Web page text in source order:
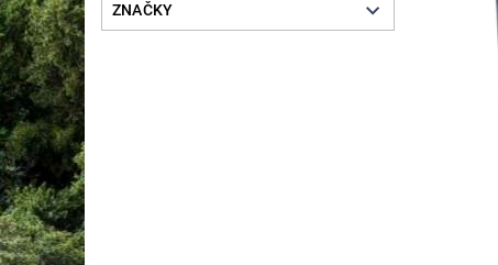
ZNAČKY